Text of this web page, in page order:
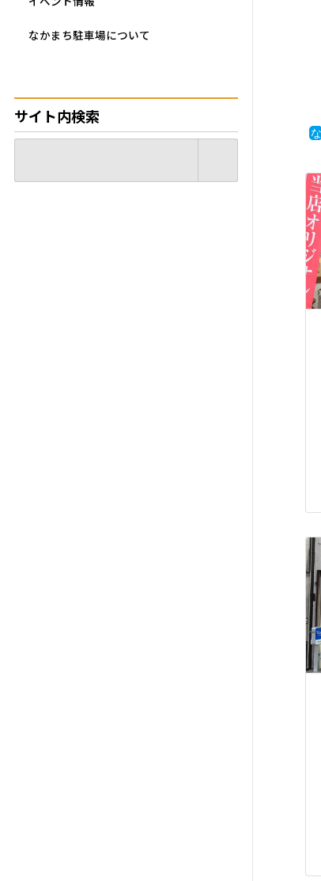
なかまち駐車場について
サイト内検索